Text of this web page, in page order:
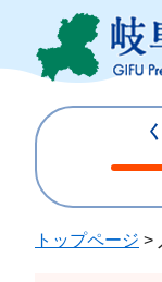
ジ
ュ
じ
トップページ >